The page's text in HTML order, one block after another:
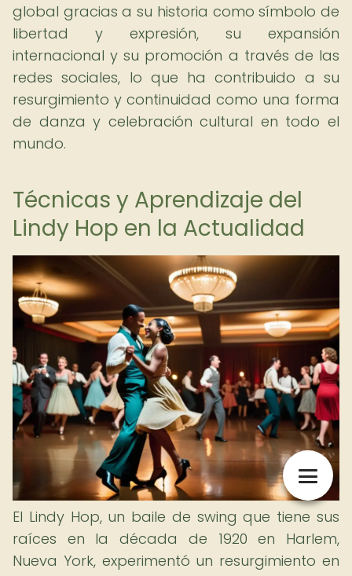
global gracias a su historia como símbolo de
libertad y expresión, su expansión
internacional y su promoción a través de las
redes sociales, lo que ha contribuido a su
resurgimiento y continuidad como una forma
de danza y celebración cultural en todo el
mundo.
Técnicas y Aprendizaje del
Lindy Hop en la Actualidad
El Lindy Hop, un baile de swing que tiene sus
raíces en la década de 1920 en Harlem,
Nueva York, experimentó un resurgimiento en